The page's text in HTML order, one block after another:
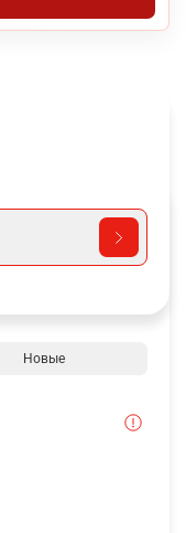
Новые